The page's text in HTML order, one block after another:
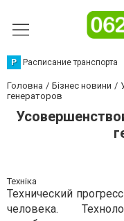
Р Расписание транспорта
Головна Бізнес новини
генераторов
Техніка
Технический
человека.